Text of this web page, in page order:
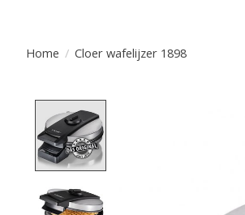
Home / Cloer wafelijzer 1898